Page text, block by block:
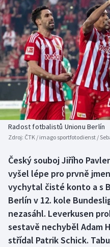
DALŠÍ SPORTY
Americký fotbal
Baseball a softbal
Basketbal
Biatlon
Boby a skeleton
Box
Curling
Dostihy
Florbal
NEPŘEHLÉDNĚTE
Soutěže
Historické návraty
Aplikace ČT sport
AZ kvíz
Radost fotbalistů Unionu Berlín
Zdroj: ČTK / imago sportfotodienst /
Český souboj Jiřího
vyšel lépe pro prvně
vychytal čisté konto a s
Berlín v 12. kole
nezasáhl. Leverkusen
sestavě nechyběl Adam
střídal Patrik Schick.